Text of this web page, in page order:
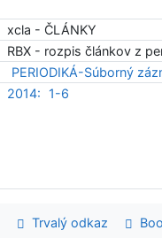
xcla - ČLÁNKY
RBX - rozpis článkov z
PERIODIKÁ-Súborný
2014: 1-6
Trvalý odkaz